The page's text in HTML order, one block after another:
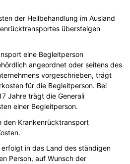
der Heilbehandlung im Ausland
übersteigen
eine Begleitperson
angeordnet oder seitens des
vorgeschrieben, trägt
für die Begleitperson. Bei
Jahre trägt die Generali
einer Begleitperson.
den Krankenrücktransport
in das Land des ständigen
Person, auf Wunsch der